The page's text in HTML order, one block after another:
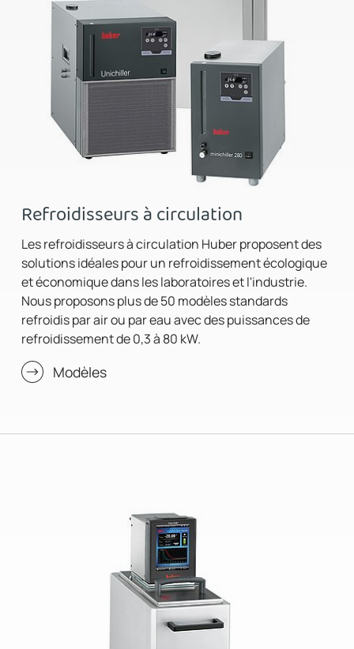
Refroidisseurs à circulation
Les refroidisseurs à circulation Huber proposent des
solutions idéales pour un refroidissement écologique
et économique dans les laboratoires et l'industrie.
Nous proposons plus de 50 modèles standards
refroidis par air ou par eau avec des puissances de
refroidissement de 0,3 à 80 kW.
Modèles